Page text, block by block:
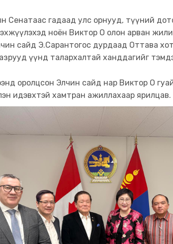
Сенатаас гадаад улс орнууд, түүний
ноён Виктор О олон арван
сайд Э.Сарантогос дурдаад Оттава
газрууд үүнд талархалтай ханддагийг
оролцсон Элчин сайд нар Виктор О
идэвхтэй хамтран ажиллахаар ярилцав.